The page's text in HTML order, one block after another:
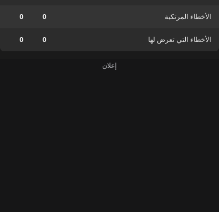
الأخطاء المرتكبة 0
0
الأخطاء التي تعرض لها 0
0